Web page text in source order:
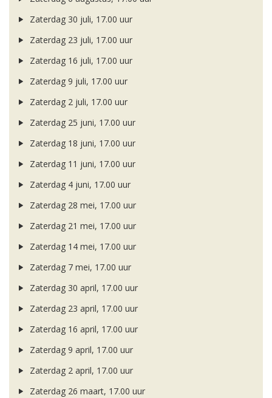
Zaterdag 30 juli, 17.00 uur
Zaterdag 23 juli, 17.00 uur
Zaterdag 16 juli, 17.00 uur
Zaterdag 9 juli, 17.00 uur
Zaterdag 2 juli, 17.00 uur
Zaterdag 25 juni, 17.00 uur
Zaterdag 18 juni, 17.00 uur
Zaterdag 11 juni, 17.00 uur
Zaterdag 4 juni, 17.00 uur
Zaterdag 28 mei, 17.00 uur
Zaterdag 21 mei, 17.00 uur
Zaterdag 14 mei, 17.00 uur
Zaterdag 7 mei, 17.00 uur
Zaterdag 30 april, 17.00 uur
Zaterdag 23 april, 17.00 uur
Zaterdag 16 april, 17.00 uur
Zaterdag 9 april, 17.00 uur
Zaterdag 2 april, 17.00 uur
Zaterdag 26 maart, 17.00 uur